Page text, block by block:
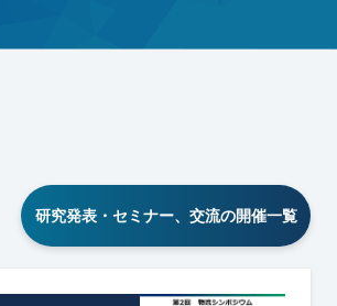
研究発表・セミナー、交流の開催一覧